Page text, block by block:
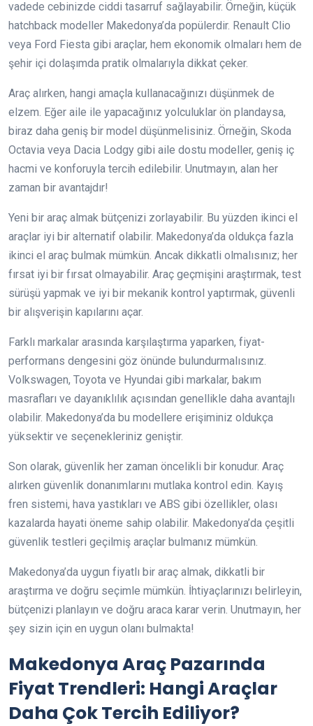
vadede cebinizde ciddi tasarruf sağlayabilir. Örneğin, küçük
hatchback modeller Makedonya’da popülerdir. Renault Clio
veya Ford Fiesta gibi araçlar, hem ekonomik olmaları hem de
şehir içi dolaşımda pratik olmalarıyla dikkat çeker.
Araç alırken, hangi amaçla kullanacağınızı düşünmek de
elzem. Eğer aile ile yapacağınız yolculuklar ön plandaysa,
biraz daha geniş bir model düşünmelisiniz. Örneğin, Skoda
Octavia veya Dacia Lodgy gibi aile dostu modeller, geniş iç
hacmi ve konforuyla tercih edilebilir. Unutmayın, alan her
zaman bir avantajdır!
Yeni bir araç almak bütçenizi zorlayabilir. Bu yüzden ikinci el
araçlar iyi bir alternatif olabilir. Makedonya’da oldukça fazla
ikinci el araç bulmak mümkün. Ancak dikkatli olmalısınız; her
fırsat iyi bir fırsat olmayabilir. Araç geçmişini araştırmak, test
sürüşü yapmak ve iyi bir mekanik kontrol yaptırmak, güvenli
bir alışverişin kapılarını açar.
Farklı markalar arasında karşılaştırma yaparken, fiyat-
performans dengesini göz önünde bulundurmalısınız.
Volkswagen, Toyota ve Hyundai gibi markalar, bakım
masrafları ve dayanıklılık açısından genellikle daha avantajlı
olabilir. Makedonya’da bu modellere erişiminiz oldukça
yüksektir ve seçenekleriniz geniştir.
Son olarak, güvenlik her zaman öncelikli bir konudur. Araç
alırken güvenlik donanımlarını mutlaka kontrol edin. Kayış
fren sistemi, hava yastıkları ve ABS gibi özellikler, olası
kazalarda hayati öneme sahip olabilir. Makedonya’da çeşitli
güvenlik testleri geçilmiş araçlar bulmanız mümkün.
Makedonya’da uygun fiyatlı bir araç almak, dikkatli bir
araştırma ve doğru seçimle mümkün. İhtiyaçlarınızı belirleyin,
bütçenizi planlayın ve doğru araca karar verin. Unutmayın, her
şey sizin için en uygun olanı bulmakta!
Makedonya Araç Pazarında
Fiyat Trendleri: Hangi Araçlar
Daha Çok Tercih Ediliyor?